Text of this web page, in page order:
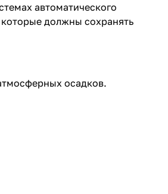
автоматического
должны сохранять
осадков.